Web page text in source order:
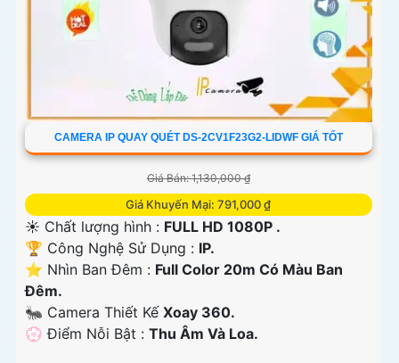
CAMERA IP QUAY QUÉT DS-2CV1F23G2-LIDWF GIÁ TỐT
Giá Bán: 1,130,000 ₫
Giá Khuyến Mại: 791,000 ₫
☀️ Chất lượng hình : FULL HD 1080P .
🏆 Công Nghệ Sử Dụng : IP.
⭐ Nhìn Ban Đêm : Full Color 20m Có Màu Ban
Ðêm.
🐜 Camera Thiết Kế Xoay 360.
️💮 Điểm Nỗi Bật : Thu Âm Và Loa.